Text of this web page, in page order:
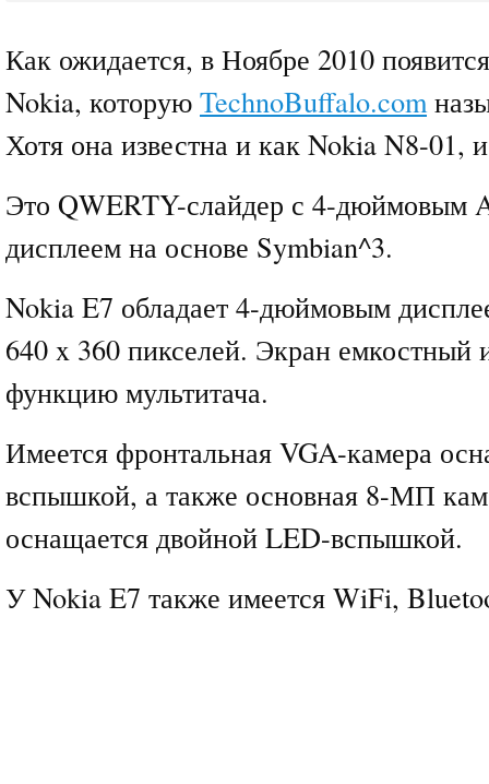
Как ожидается, в Ноябре 2010
Nokia, которую TechnoBuffalo.com
Хотя она известна и как Nokia N8-01,
Это QWERTY-слайдер с 4-дюймовым
дисплеем на основе Symbian^3.
Nokia E7 обладает 4-дюймовым
640 x 360 пикселей. Экран емкостный
функцию мультитача.
Имеется фронтальная VGA-камера
вспышкой, а также основная 8-МП
оснащается двойной LED-вспышкой.
У Nokia E7 также имеется WiFi,